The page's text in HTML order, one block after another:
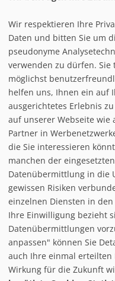
Infrastuktur
Loipe/Langlauf:
Snow tubing:
Eislaufen:
Rodelbahn:
Nachtrodeln:
Hallenbad:
Wir respektieren Ihre
Daten und bitten Sie um
pseudonyme
verwenden zu dürfen. Sie
möglichst
helfen uns, Ihnen ein auf
ausgerichtetes Erlebnis
auf unserer Webseite wie
Partner in
die Sie interessieren
manchen der
Datenübermittlung in die
gewissen Risiken
einzelnen Diensten in
Ihre Einwilligung bezieht
Datenübermittlungen
anpassen" können Sie
auch Ihre einmal
Wirkung für die Zukunft